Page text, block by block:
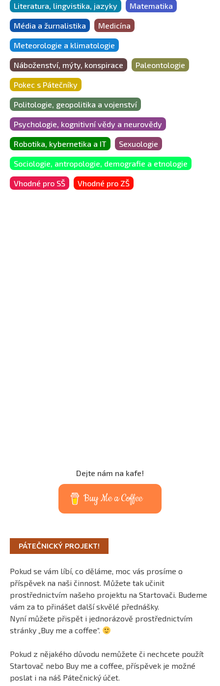
Literatura, lingvistika, jazyky Matematika
Média a žurnalistika Medicína
Meteorologie a klimatologie
Náboženství, mýty, konspirace Paleontologie
Pokec s Pátečníky
Politologie, geopolitika a vojenství
Psychologie, kognitivní vědy a neurovědy
Robotika, kybernetika a IT Sexuologie
Sociologie, antropologie, demografie a etnologie
Vhodné pro SŠ Vhodné pro ZŠ
Dejte nám na kafe!
Buy Me a Coffee
PÁTEČNICKÝ PROJEKT!
Pokud se vám líbí, co děláme, moc vás prosíme o
příspěvek na naši činnost. Můžete tak učinit
prostřednictvím našeho projektu na Startovači. Budeme
vám za to přinášet další skvělé přednášky.
Nyní můžete přispět i jednorázově prostřednictvím
stránky „Buy me a coffee“.
Pokud z nějakého důvodu nemůžete či nechcete použít
Startovač nebo Buy me a coffee, příspěvek je možné
poslat i na náš Pátečnický účet.